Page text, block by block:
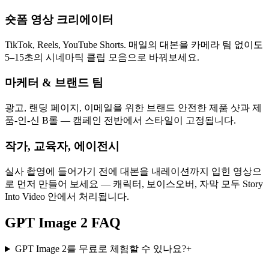
숏폼 영상 크리에이터
TikTok, Reels, YouTube Shorts. 매일의 대본을 카메라 팀 없이도
5–15초의 시네마틱 클립 모음으로 바꿔보세요.
마케터 & 브랜드 팀
광고, 랜딩 페이지, 이메일을 위한 브랜드 안전한 제품 샷과 제
품-인-신 B롤 — 캠페인 전반에서 스타일이 고정됩니다.
작가, 교육자, 에이전시
실사 촬영에 들어가기 전에 대본을 내레이션까지 입힌 영상으
로 먼저 만들어 보세요 — 캐릭터, 보이스오버, 자막 모두 Story
Into Video 안에서 처리됩니다.
GPT Image 2 FAQ
GPT Image 2를 무료로 체험할 수 있나요?+